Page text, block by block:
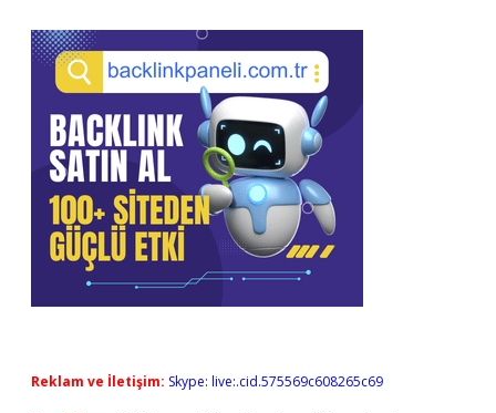
Reklam ve İletişim: Skype: live:.cid.575569c608265c69